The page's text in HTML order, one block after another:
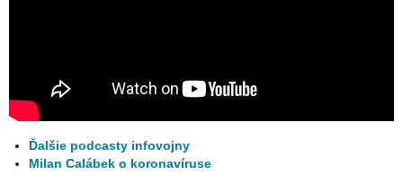
Ďalšie podcasty infovojny
Milan Calábek o koronavíruse